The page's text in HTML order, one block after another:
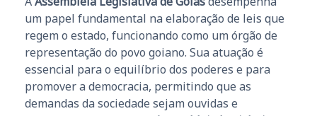
um papel fundamental na elaboração de leis que
regem o estado, funcionando como um órgão de
representação do povo goiano. Sua atuação é
essencial para o equilíbrio dos poderes e para
promover a democracia, permitindo que as
demandas da sociedade sejam ouvidas e